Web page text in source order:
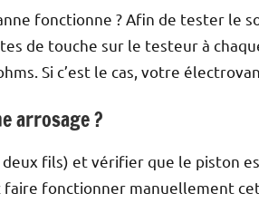
fonctionne ? Afin de tester le
de touche sur le testeur à
Si c’est le cas, votre
arrosage ?
fils) et vérifier que le piston
faire fonctionner manuellement